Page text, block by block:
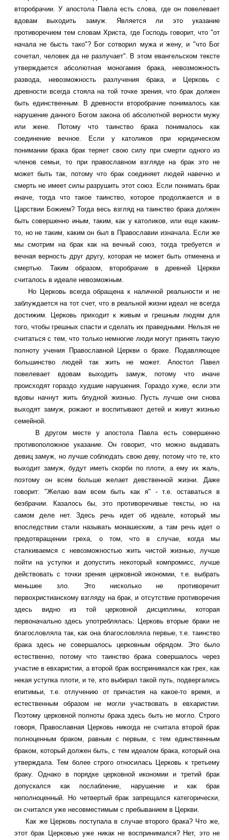
второбрачии. У апостола Павла есть слова, где он повелевает
вдовам выходить замуж. Является ли это указание
противоречием тем словам Христа, где Господь говорит, что "от
начала не бысть тако"? Бог сотворил мужа и жену, и "что Бог
сочетал, человек да не разлучает". В этом евангельском тексте
утверждается абсолютная моногамия брака, невозможность
развода, невозможность разлучения брака, и Церковь с
древности всегда стояла на той точке зрения, что брак должен
быть единственным. В древности второбрачие понималось как
нарушение данного Богом закона об абсолютной верности мужу
или жене. Потому что таинство брака понималось как
соединение вечное. Если у католиков при юридическом
понимании брака брак теряет свою силу при смерти одного из
членов семьи, то при православном взгляде на брак это не
может быть так, потому что брак соединяет людей навечно и
смерть не имеет силы разрушить этот союз. Если понимать брак
иначе, тогда что такое таинство, которое продолжается и в
Царствии Божием? Тогда весь взгляд на таинство брака должен
быть совершенно иным, таким, как у католиков, или еще каким-
то, но не таким, каким он был в Православии изначала. Если же
мы смотрим на брак как на вечный союз, тогда требуется и
вечная верность друг другу, которая не может быть отменена и
смертью. Таким образом, второбрачие в древней Церкви
считалось в идеале невозможным.
Но Церковь всегда обращена к наличной реальности и не
заблуждается на тот счет, что в реальной жизни идеал не всегда
достижим. Церковь приходит к живым и грешным людям для
того, чтобы грешных спасти и сделать их праведными. Нельзя не
считаться с тем, что только немногие люди могут принять такую
полноту учения Православной Церкви о браке. Подавляющее
большинство людей так жить не может. Апостол Павел
повелевает вдовам выходить замуж, потому что иначе
происходят гораздо худшие нарушения. Гораздо хуже, если эти
вдовы начнут жить блудной жизнью. Пусть лучше они снова
выходят замуж, рожают и воспитывают детей и живут жизнью
семейной.
В другом месте у апостола Павла есть совершенно
противоположное указание. Он говорит, что можно выдавать
девиц замуж, но лучше соблюдать свою деву, потому что те, кто
выходит замуж, будут иметь скорби по плоти, а ему их жаль,
поэтому он всем больше желает девственной жизни. Даже
говорит: "Желаю вам всем быть как я" - т.е. оставаться в
безбрачии. Казалось бы, это противоречивые тексты, но на
самом деле нет. Здесь речь идет об идеале, который мы
впоследствии стали называть монашеским, а там речь идет о
предотвращении греха, о том, что в случае, когда мы
сталкиваемся с невозможностью жить чистой жизнью, лучше
пойти на уступки и допустить некоторый компромисс, лучше
действовать с точки зрения церковной икономии, т.е. выбрать
меньшее зло. Это нисколько не противоречит
первохристианскому взгляду на брак, и отсутствие противоречия
здесь видно из той церковной дисциплины, которая
первоначально здесь употреблялась: Церковь вторые браки не
благословляла так, как она благословляла первые, т.е. таинство
брака здесь не совершалось церковным обрядом. Это было
естественно, потому что таинство брака совершалось через
участие в евхаристии, а второй брак воспринимался как грех, как
некая уступка плоти, и те, кто выбирал такой путь, подвергались
епитимьи, т.е. отлучению от причастия на какое-то время, и
естественным образом не могли участвовать в евхаристии.
Поэтому церковной полноты брака здесь быть не могло. Строго
говоря, Православная Церковь никогда не считала второй брак
полноценным браком, равным с первым, с тем единственным
браком, который должен быть, с тем идеалом брака, который она
утверждала. Тем более строго относилась Церковь к третьему
браку. Однако в порядке церковной икономии и третий брак
допускался как послабление, нарушение и как брак
неполноценный. Но четвертый брак запрещался категорически,
он считался уже несовместимым с пребыванием в Церкви.
Как же Церковь поступала в случае второго брака? Что же,
этот брак Церковью уже никак не воспринимался? Нет, это не